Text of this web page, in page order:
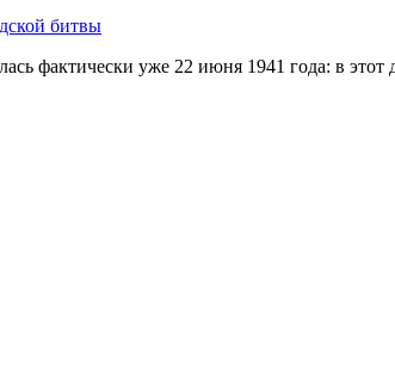
битвы
фактически уже 22 июня 1941 года: в